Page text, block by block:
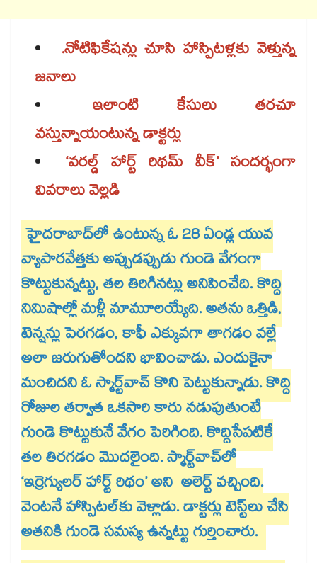
.నోటిఫికేషన్లు చూసి హాస్పిటళ్లకు వెళ్తున్న
జనాలు
ఇలాంటి కేసులు తరచూ
వస్తున్నాయంటున్న డాక్టర్లు
‘వరల్డ్ హార్ట్ ​రిథమ్ ​వీక్’ ​సందర్భంగా
వివరాలు వెల్లడి
హైదరాబాద్‌‌‌‌‌‌‌‌‌‌‌‌‌‌‌‌లో ఉంటున్న ఓ 28 ఏండ్ల యువ
వ్యాపారవేత్తకు అప్పుడప్పుడు గుండె వేగంగా
కొట్టుకున్నట్టు, తల తిరిగినట్లు అనిపించేది. కొద్ది
నిమిషాల్లో మళ్లీ మామూలయ్యేది. అతను ఒత్తిడి,
టెన్షన్లు పెరగడం, కాఫీ ఎక్కువగా తాగడం వల్లే
అలా జరుగుతోందని భావించాడు. ఎందుకైనా
మంచిదని ఓ స్మార్ట్​వాచ్ ​కొని పెట్టుకున్నాడు. కొద్ది
రోజుల తర్వాత ఒకసారి కారు నడుపుతుంటే
గుండె కొట్టుకునే వేగం పెరిగింది. కొద్దిసేపటికే
తల తిరగడం మొదలైంది. స్మార్ట్​వాచ్​లో
‘ఇర్రెగ్యులర్‌‌‌‌‌‌‌‌‌‌‌‌‌‌‌‌‌‌‌‌‌‌‌‌‌‌‌‌‌‌‌‌ హార్ట్ రిథం’ అని అలెర్ట్ వచ్చింది.
వెంటనే హాస్పిటల్​కు వెళ్లాడు. డాక్టర్లు టెస్ట్‌‌‌‌‌‌‌‌‌‌‌‌‌‌‌‌లు చేసి
అతనికి గుండె సమస్య ఉన్నట్టు గుర్తించారు.